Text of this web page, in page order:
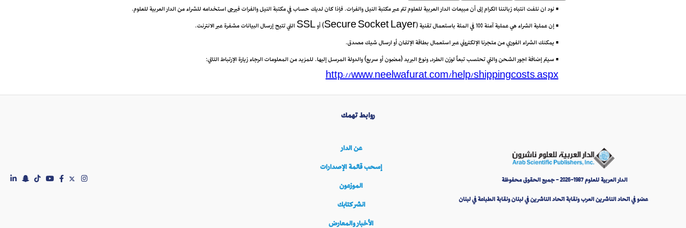
• نود ان نلفت انتباه زبائننا الكرام إلى أن مبيعات الدار العربية للعلوم تتم عبر مكتبة النيل والفرات. فإذا كان لديك حساب في مكتبة النيل والفرات فيرجى استخدامه للشراء من الدار العربية للعلوم.
• إن عملية الشراء هي عملية آمنة 100 في المئة باستعمال تقنية (Secure Socket Layer) أو SSL التي تتيح إرسال البيانات مشفرة عبر الانترنت.
• يمكنك الشراء الفوري من متجرنا الإلكتروني عبر استعمال بطاقة الإئتمان أو ارسال شيك مصدق.
• سيتم إضافة اجور الشحن والتي تحتسب تبعاً لوزن الطرد، ونوع البريد (مضمون أو سريع) والدولة المرسل إليها. للمزيد من المعلومات الرجاء زيارة الإرتباط التالي:
http://www.neelwafurat.com/help/shippingcosts.aspx
روابط تهمك
عن الدار
إسحب قائمة الإصدارات
الموزعون
انشر كتابك
الأخبار والمعارض
الدار العربية للعلوم 1987-2026 - جميع الحقوق محفوظة
عضو في اتحاد الناشرين العرب ونقابة اتحاد الناشرين في لبنان ونقابة الطباعة في لبنان